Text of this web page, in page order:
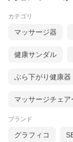
カテゴリ
マッサージ器
健康サンダル
ぶら下がり健康器
マッサージチェア
ブランド
グラフィコ